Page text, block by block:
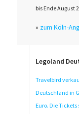
bis Ende August
» zum Köln-
Legoland
Travelbird
Deutschland in
Euro. Die